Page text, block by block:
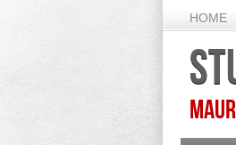
HOME